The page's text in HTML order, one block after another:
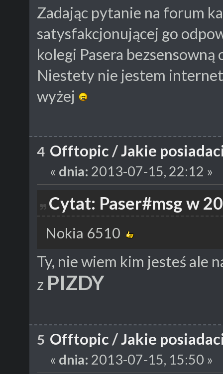
Zadając pytanie na forum
satysfakcjonującej go
kolegi Pasera
Niestety nie jestem
wyżej
4 Offtopic /Jakie
« dnia: 2013-07-15, 22:12 »
Cytat: Paser#msg w
Nokia 6510
Ty, nie wiem kim jesteś ale
z PIZDY
5 Offtopic /Jakie
« dnia: 2013-07-15, 15:50 »